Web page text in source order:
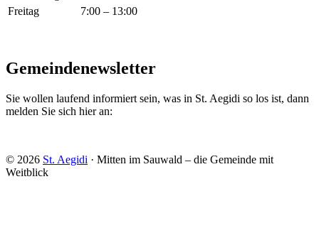
Freitag
7:00 – 13:00
Gemeindenewsletter
Sie wollen laufend informiert sein, was in St. Aegidi so los ist, dann
melden Sie sich hier an:
© 2026 St. Aegidi · Mitten im Sauwald – die Gemeinde mit
Weitblick